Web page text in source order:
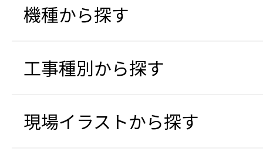
機種から探す
工事種別から探す
現場イラストから探す